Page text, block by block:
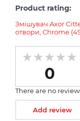
Product rating:
Змішувач Axor
отвори, Chrome
0
There are no
Add review